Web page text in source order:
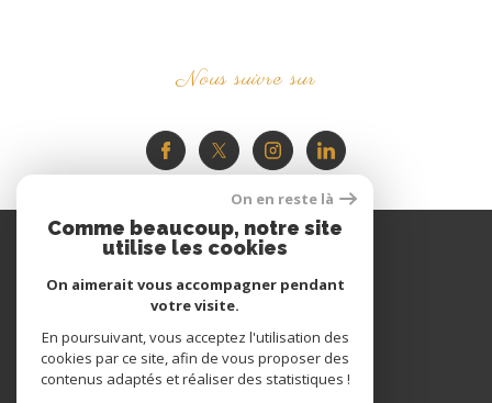
Nous suivre sur
Espace
PROPRIÉTAIRE
Se connecter
On en reste là
Comme beaucoup, notre site
utilise les cookies
On aimerait vous accompagner pendant
votre visite.
En poursuivant, vous acceptez l'utilisation des
cookies par ce site, afin de vous proposer des
contenus adaptés et réaliser des statistiques !